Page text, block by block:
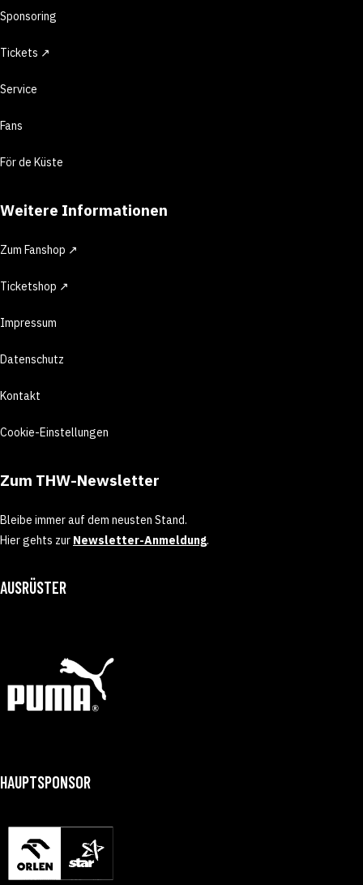
Sponsoring
Tickets ↗
Service
Fans
För de Küste
Weitere Informationen
Zum Fanshop ↗
Ticketshop ↗
Impressum
Datenschutz
Kontakt
Cookie-Einstellungen
Zum THW-Newsletter
Bleibe immer auf dem neusten Stand.
Hier gehts zur Newsletter-Anmeldung.
AUSRÜSTER
HAUPTSPONSOR